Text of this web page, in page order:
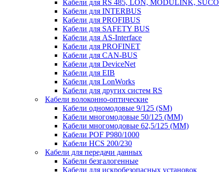
Кабели для RS 485, LON, MODULINK,
Кабели для INTERBUS
Кабели для PROFIBUS
Кабели для SAFETY BUS
Кабели для AS-Interface
Кабели для PROFINET
Кабели для CAN-BUS
Кабели для DeviceNet
Кабели для EIB
Кабели для LonWorks
Кабели для других систем RS
Кабели волоконно-оптические
Кабели одномодовые 9/125 (SM)
Кабели многомодовые 50/125 (ММ)
Кабели многомодовые 62,5/125 (ММ)
Кабели POF P980/1000
Кабели HCS 200/230
Кабели для передачи данных
Кабели безгалогенные
Кабели для искробезопасных установок